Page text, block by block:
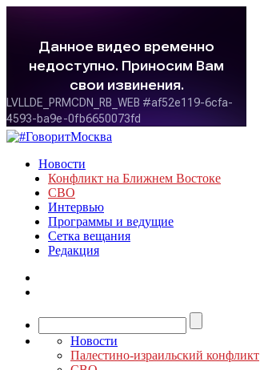
Новости
Конфликт на Ближнем Востоке
СВО
Интервью
Программы и ведущие
Сетка вещания
Редакция
Новости
Палестино-израильский конфликт